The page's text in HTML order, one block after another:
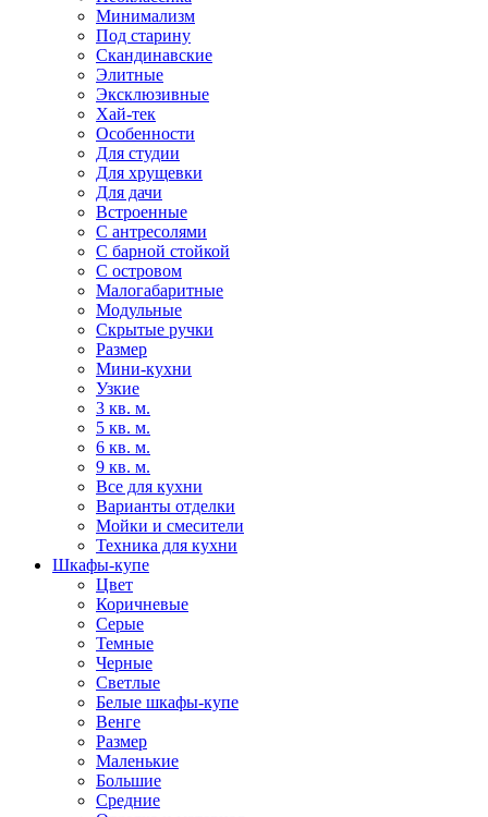
Минимализм
Под старину
Скандинавские
Элитные
Эксклюзивные
Хай-тек
Особенности
Для студии
Для хрущевки
Для дачи
Встроенные
С антресолями
С барной стойкой
С островом
Малогабаритные
Модульные
Скрытые ручки
Размер
Мини-кухни
Узкие
3 кв. м.
5 кв. м.
6 кв. м.
9 кв. м.
Все для кухни
Варианты отделки
Мойки и смесители
Техника для кухни
Шкафы-купе
Цвет
Коричневые
Серые
Темные
Черные
Светлые
Белые шкафы-купе
Венге
Размер
Маленькие
Большие
Средние